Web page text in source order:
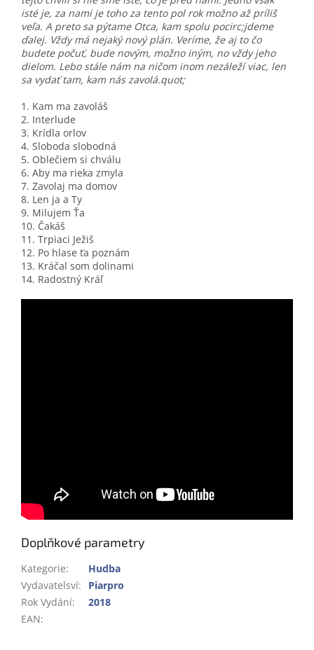
isté je, za nami je toho za tento pol rok možno až príliš
veľa. A preto sa pýtame Otca, kam spolu pocirc;jdeme
ďalej. Vždy má nejaký nový plán. Veríme, že aj to čo
budete počuť, bude novým, možno iným, no vždy jeho
dielom. Lebo stále nám na ničom inom nezáleží viac, len
sa vydať tam, kam nás zavolá.quot;
1. Kam ma zavoláš
2. Interlude
3. Krídla orlov
4. Sloboda slobodná
5. Oblečiem si chválu
6. Aby ma rieka zmyla
7. Zavolaj ma domov
8. Len ja a Ty
9. Milujem Ťa
10. Čakáš
11. Trpiaci Ježiš
12. Po hlase ťa poznám
13. Kráčal som dolinami
14. Radostný Kráľ
Doplňkové parametry
Kategorie:
Hudba
Vydavatelsví:
Piarpro
Rok Vydání:
2018
EAN: